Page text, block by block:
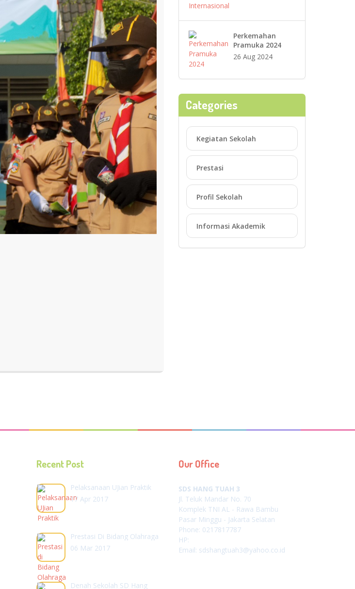
Perkemahan
Pramuka 2024
26 Aug 2024
Categories
Kegiatan Sekolah
Prestasi
Profil Sekolah
Informasi Akademik
Recent Post
Pelaksanaan UJian Praktik
17 Apr 2017
Prestasi Di Bidang Olahraga
06 Mar 2017
Denah Sekolah SD Hang
Our Office
SDS HANG TUAH 3
Jl. Teluk Mandar No. 70
Komplek TNI AL - Rawa Bambu
Pasar Minggu - Jakarta Selatan
Phone: 0217817787
HP:
Email: sdshangtuah3@yahoo.co.id